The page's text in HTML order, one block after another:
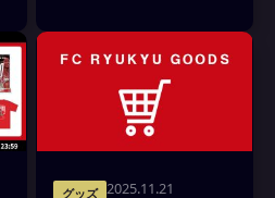
グッズ 2025.11.21